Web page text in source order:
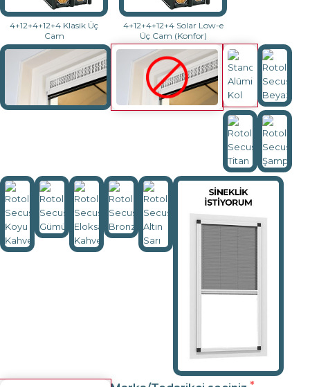
4+12+4+12+4 Klasik Üç
Cam
4+12+4+12+4 Solar Low-e
Üç Cam (Konfor)